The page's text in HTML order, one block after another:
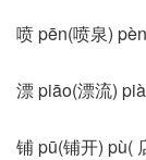
喷 pēn(喷泉)
漂 piāo(漂流)
铺 pū(铺开) pù(